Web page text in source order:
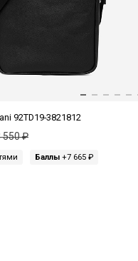
92TD19-3821812
550 ₽
Баллы +7 665 ₽